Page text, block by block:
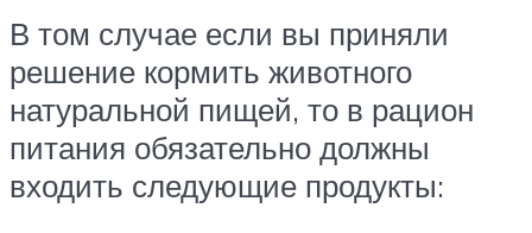
В том случае если вы приняли
решение кормить животного
натуральной пищей, то в рацион
питания обязательно должны
входить следующие продукты: